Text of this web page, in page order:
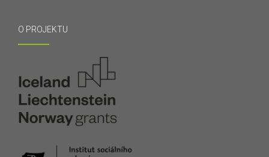
O PROJEKTU